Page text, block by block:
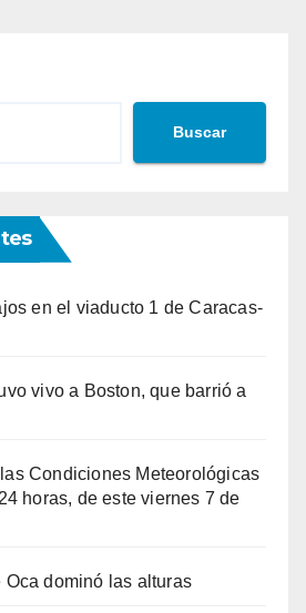
Buscar
en el viaducto 1 de Caracas-
vivo a Boston, que barrió a
Condiciones Meteorológicas
horas, de este viernes 7 de
Oca dominó las alturas